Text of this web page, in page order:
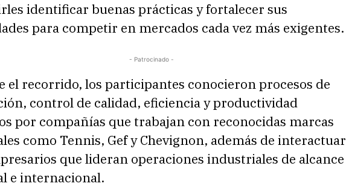
identificar buenas prácticas y fortalecer sus
para competir en mercados cada vez más exigentes.
- Patrocinado -
el recorrido, los participantes conocieron procesos de
control de calidad, eficiencia y productividad
por compañías que trabajan con reconocidas marcas
como Tennis, Gef y Chevignon, además de interactuar
que lideran operaciones industriales de alcance
e internacional.